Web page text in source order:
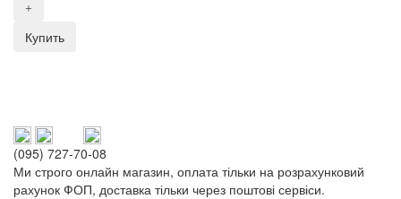
Купить
(095) 727-70-08
Ми строго онлайн магазин, оплата тільки на розрахунковий
рахунок ФОП, доставка тільки через поштові сервіси.